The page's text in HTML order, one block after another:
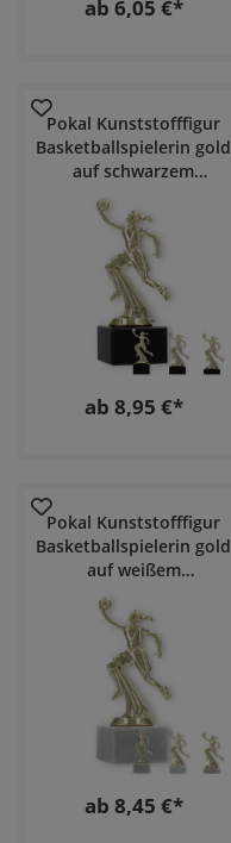
ab 6,05 €*
Pokal Kunststofffigur
Basketballspielerin gold
auf schwarzem
Marmorsockel
ab 8,95 €*
Pokal Kunststofffigur
Basketballspielerin gold
auf weißem
Marmorsockel
ab 8,45 €*